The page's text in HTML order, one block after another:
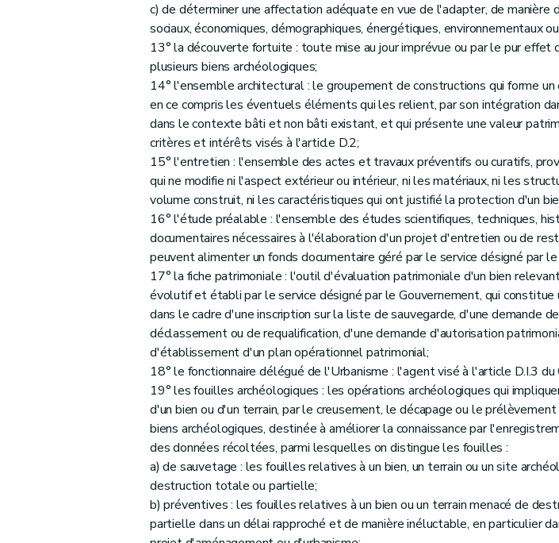
c) de déterminer une affectation adéquate en vue de l'adapter, de manière
sociaux, économiques, démographiques, énergétiques, environnementaux
13° la découverte fortuite : toute mise au jour imprévue ou par le pur effet
plusieurs biens archéologiques;
14° l'ensemble architectural : le groupement de constructions qui forme
en ce compris les éventuels éléments qui les relient, par son intégration
dans le contexte bâti et non bâti existant, et qui présente une valeur
critères et intérêts visés à l'article D.2;
15° l'entretien : l'ensemble des actes et travaux préventifs ou curatifs,
qui ne modifie ni l'aspect extérieur ou intérieur, ni les matériaux, ni les
volume construit, ni les caractéristiques qui ont justifié la protection d'un
16° l'étude préalable : l'ensemble des études scientifiques, techniques,
documentaires nécessaires à l'élaboration d'un projet d'entretien ou de
peuvent alimenter un fonds documentaire géré par le service désigné par
17° la fiche patrimoniale : l'outil d'évaluation patrimoniale d'un bien
évolutif et établi par le service désigné par le Gouvernement, qui constitue
dans le cadre d'une inscription sur la liste de sauvegarde, d'une demande
déclassement ou de requalification, d'une demande d'autorisation
d'établissement d'un plan opérationnel patrimonial;
18° le fonctionnaire délégué de l'Urbanisme : l'agent visé à l'article D.I.3 du
19° les fouilles archéologiques : les opérations archéologiques qui
d'un bien ou d'un terrain, par le creusement, le décapage ou le
biens archéologiques, destinée à améliorer la connaissance par
des données récoltées, parmi lesquelles on distingue les fouilles :
a) de sauvetage : les fouilles relatives à un bien, un terrain ou un site
destruction totale ou partielle;
b) préventives : les fouilles relatives à un bien ou un terrain menacé de
partielle dans un délai rapproché et de manière inéluctable, en particulier